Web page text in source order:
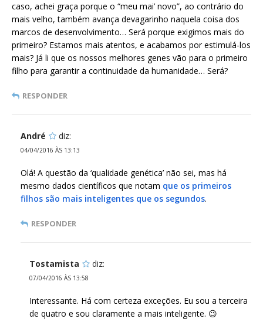
caso, achei graça porque o “meu mai’ novo”, ao contrário do
mais velho, também avança devagarinho naquela coisa dos
marcos de desenvolvimento… Será porque exigimos mais do
primeiro? Estamos mais atentos, e acabamos por estimulá-los
mais? Já li que os nossos melhores genes vão para o primeiro
filho para garantir a continuidade da humanidade… Será?
RESPONDER
André diz:
04/04/2016 ÀS 13:13
Olá! A questão da ‘qualidade genética’ não sei, mas há
mesmo dados científicos que notam que os primeiros
filhos são mais inteligentes que os segundos.
RESPONDER
Tostamista diz:
07/04/2016 ÀS 13:58
Interessante. Há com certeza exceções. Eu sou a terceira
de quatro e sou claramente a mais inteligente. 😉